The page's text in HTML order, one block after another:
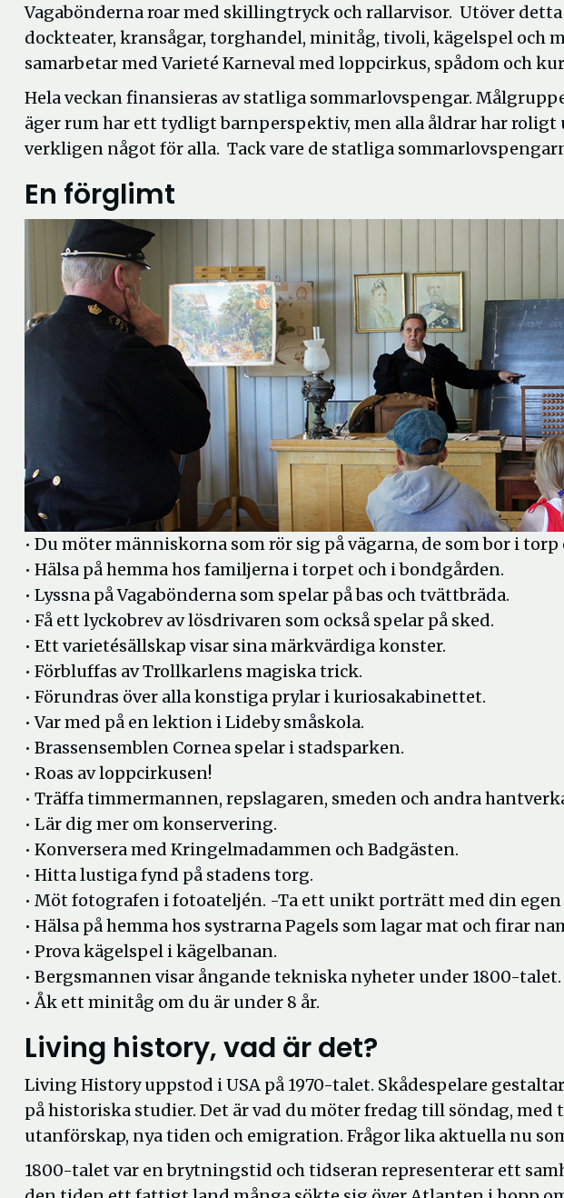
Vagabönderna roar med skillingtryck och rallarvisor. Utöver
dockteater, kransågar, torghandel, minitåg, tivoli, kägelspel och
samarbetar med Varieté Karneval med loppcirkus, spådom och
Hela veckan finansieras av statliga sommarlovspengar.
äger rum har ett tydligt barnperspektiv, men alla åldrar har roligt
verkligen något för alla. Tack vare de statliga
En förglimt
• Du möter människorna som rör sig på vägarna, de som bor i torp
• Hälsa på hemma hos familjerna i torpet och i bondgården.
• Lyssna på Vagabönderna som spelar på bas och tvättbräda.
• Få ett lyckobrev av lösdrivaren som också spelar på sked.
• Ett varietésällskap visar sina märkvärdiga konster.
• Förbluffas av Trollkarlens magiska trick.
• Förundras över alla konstiga prylar i kuriosakabinettet.
• Var med på en lektion i Lideby småskola.
• Brassensemblen Cornea spelar i stadsparken.
• Roas av loppcirkusen!
• Träffa timmermannen, repslagaren, smeden och andra
• Lär dig mer om konservering.
• Konversera med Kringelmadammen och Badgästen.
• Hitta lustiga fynd på stadens torg.
• Möt fotografen i fotoateljén. -Ta ett unikt porträtt med din egen
• Hälsa på hemma hos systrarna Pagels som lagar mat och firar
• Prova kägelspel i kägelbanan.
• Bergsmannen visar ångande tekniska nyheter under 1800-talet.
• Åk ett minitåg om du är under 8 år.
Living history, vad är det?
Living History uppstod i USA på 1970-talet. Skådespelare
på historiska studier. Det är vad du möter fredag till söndag, med
utanförskap, nya tiden och emigration. Frågor lika aktuella nu
1800-talet var en brytningstid och tidseran representerar ett